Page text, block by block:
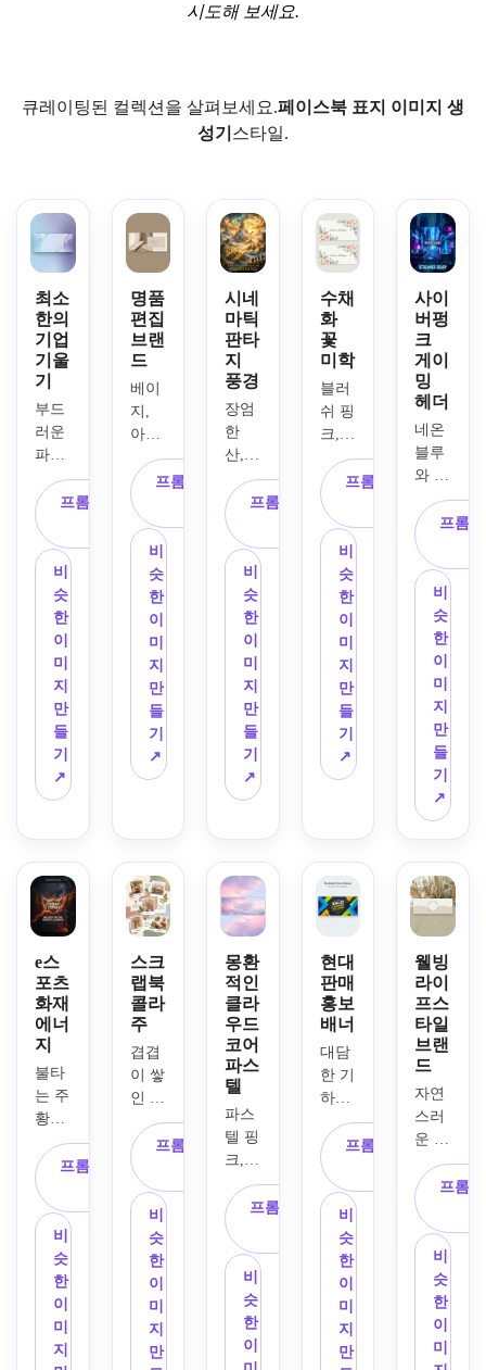
시도해 보세요.
큐레이팅된 컬렉션을 살펴보세요.페이스북 표지 이미지 생
성기 스타일.
최소
한의
기업
기울
기
부드
러운
파란
색에
서 보
라색
그라
데이
션,
부드
러운
추상
적인
흐르
는 모
양,
미묘
한 유
은 깊
이,
깔끔
한 프
리미
엄 레
이아
웃을
사용
하여
현대
비즈
니스
브랜
드를
위한
넓은
페이
스북
표지
이미
지를
디자
프롬프트 복
비
슷
한
이
미
지
만
들
기
↗
명품
편집
브랜
드
베이
지,
아이
보리,
차분
한 골
드 톤
의 고
급 개
인 브
랜드
를 위
한 우
아한
Facebook
커버
배너
를 만
된 편
집 구
성,
부드
러운
확산
조명,
프리
미엄
종이
와 원
단에
서 영
감을
받은
질감,
균형
잡힌
네거
티브
공간,
깨끗
프롬프트 복
비
슷
한
이
미
지
만
들
기
↗
시네
마틱
판타
지
풍경
장엄
한
산,
빛나
는 황
금빛,
층층
이 있
는 대
기 깊
이,
극적
인 하
늘을
특징
으로
하는
판타
경이
있는
서사
시적
인 영
화 같
은
Facebook
표지
를 생
성하
세요.
초광
범위
한 파
노라
마 구
성,
생생
한 색
상 등
급,
풍부
프롬프트 복
비
슷
한
이
미
지
만
들
기
↗
수채
화
꽃
미학
블러
쉬 핑
크,
세이
지 그
린,
크림
톤을
사용
하여
부티
크나
여성
스러
운 브
랜드
를 위
한 부
꽃무
늬 페
이스
버를
만드
세요.
손으
로 그
린 식
물 디
테일,
통풍
이 잘
되는
네거
티브
공간,
섬세
한 종
이 질
프롬프트 복
비
슷
한
이
미
지
만
들
기
↗
사이
버펑
크
게이
밍
헤더
네온
블루
와 마
젠타
조명,
미래
적인
도시
광채,
디지
털 헤
이즈,
강렬
한 대
비가
있는
사이
버펑
크 게
임 페
이스
북 커
버 배
너를
만드
세요.
채널
이름
이나
게임
브랜
드 아
이덴
티티
를 위
해 역
동적
인 넓
은 구
성,
날카
로운
프롬
비
슷
한
이
미
지
만
들
기
↗
e스
포츠
화재
에너
지
불타
는 주
황색
과 빨
간색
에너
지 효
과,
어두
운 배
경,
대담
한 액
프롬프트 복
비
슷
한
이
미
지
스크
랩북
콜라
주
겹겹
이 쌓
인 종
이 질
감,
찢어
진 가
장자
테이
프로
붙인
요소,
아늑
프롬프트 복
비
슷
한
이
미
지
만
몽환
적인
클라
우드
코어
파스
텔
파스
텔 핑
크,
라벤
더,
베이
비 블
루 구
름,
부드
럽게
빛나
프롬프트 복
비
슷
한
이
현대
판매
홍보
배너
대담
한 기
하학
적 모
양,
생생
한 악
센트
색상,
깔끔
한 현
대적
인 레
이아
프롬프트 복
비
슷
한
이
미
지
만
웰빙
라이
프스
타일
브랜
드
자연
스러
운 베
이지
색,
녹색,
모래
톤,
미묘
한 식
물 형
태,
프롬
비
슷
한
이
미